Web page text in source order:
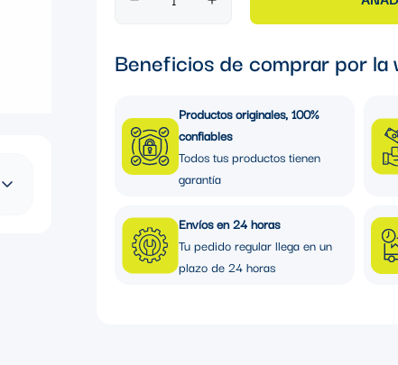
Beneficios de comprar por la
Productos originales, 100%
confiables
Todos tus productos tienen
garantía
Envíos en 24 horas
Tu pedido regular llega en un
plazo de 24 horas